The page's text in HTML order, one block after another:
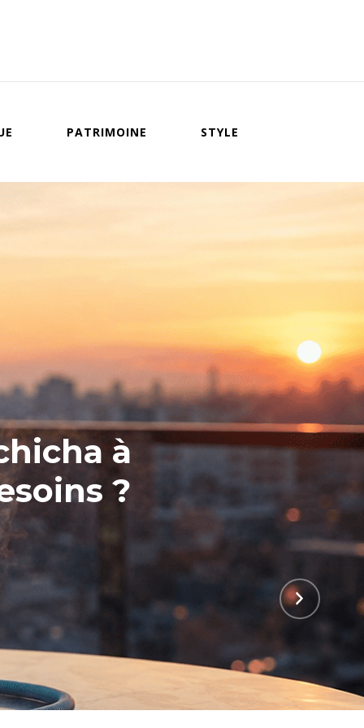
PATRIMOINE STYLE
à
?